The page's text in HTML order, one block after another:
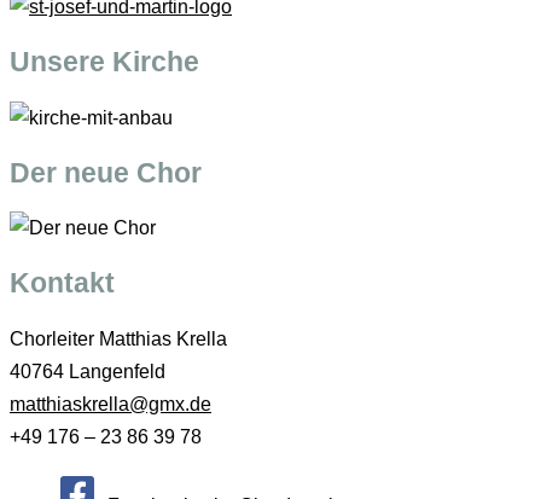
Unsere Kirche
Der neue Chor
Kontakt
Chorleiter Matthias Krella
40764 Langenfeld
matthiaskrella@gmx.de
+49 176 – 23 86 39 78